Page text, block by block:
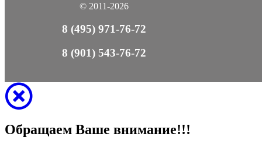
© 2011-2026
8 (495) 971-76-72
8 (901) 543-76-72
Обращаем Ваше внимание!!!